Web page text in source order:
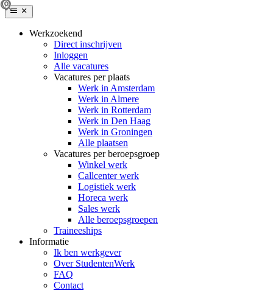
Werkzoekend
Direct inschrijven
Inloggen
Alle vacatures
Vacatures per plaats
Werk in Amsterdam
Werk in Almere
Werk in Rotterdam
Werk in Den Haag
Werk in Groningen
Alle plaatsen
Vacatures per beroepsgroep
Winkel werk
Callcenter werk
Logistiek werk
Horeca werk
Sales werk
Alle beroepsgroepen
Traineeships
Informatie
Ik ben werkgever
Over StudentenWerk
FAQ
Contact